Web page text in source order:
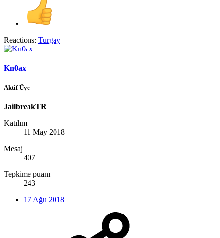
Reactions: Turgay
Kn0ax
Aktif Üye
JailbreakTR
Katılım
11 May 2018
Mesaj
407
Tepkime puanı
243
17 Ağu 2018